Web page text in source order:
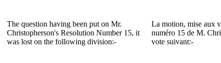
The question having been put on Mr.
Christopherson's Resolution Number 15, it
was lost on the following division:-
La motion, mise aux
numéro 15 de M.
vote suivant:-